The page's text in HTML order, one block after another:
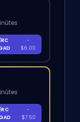
-
$6.00
-
$7.50